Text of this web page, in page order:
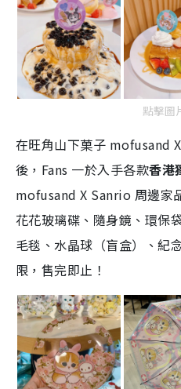
點擊圖
在旺角山下菓子 mofusand
後，Fans 一於入手各款香港
mofusand X Sanrio 周邊家
花花玻璃碟、隨身鏡、環保
毛毯、水晶球（盲盒）、紀
限，售完即止！